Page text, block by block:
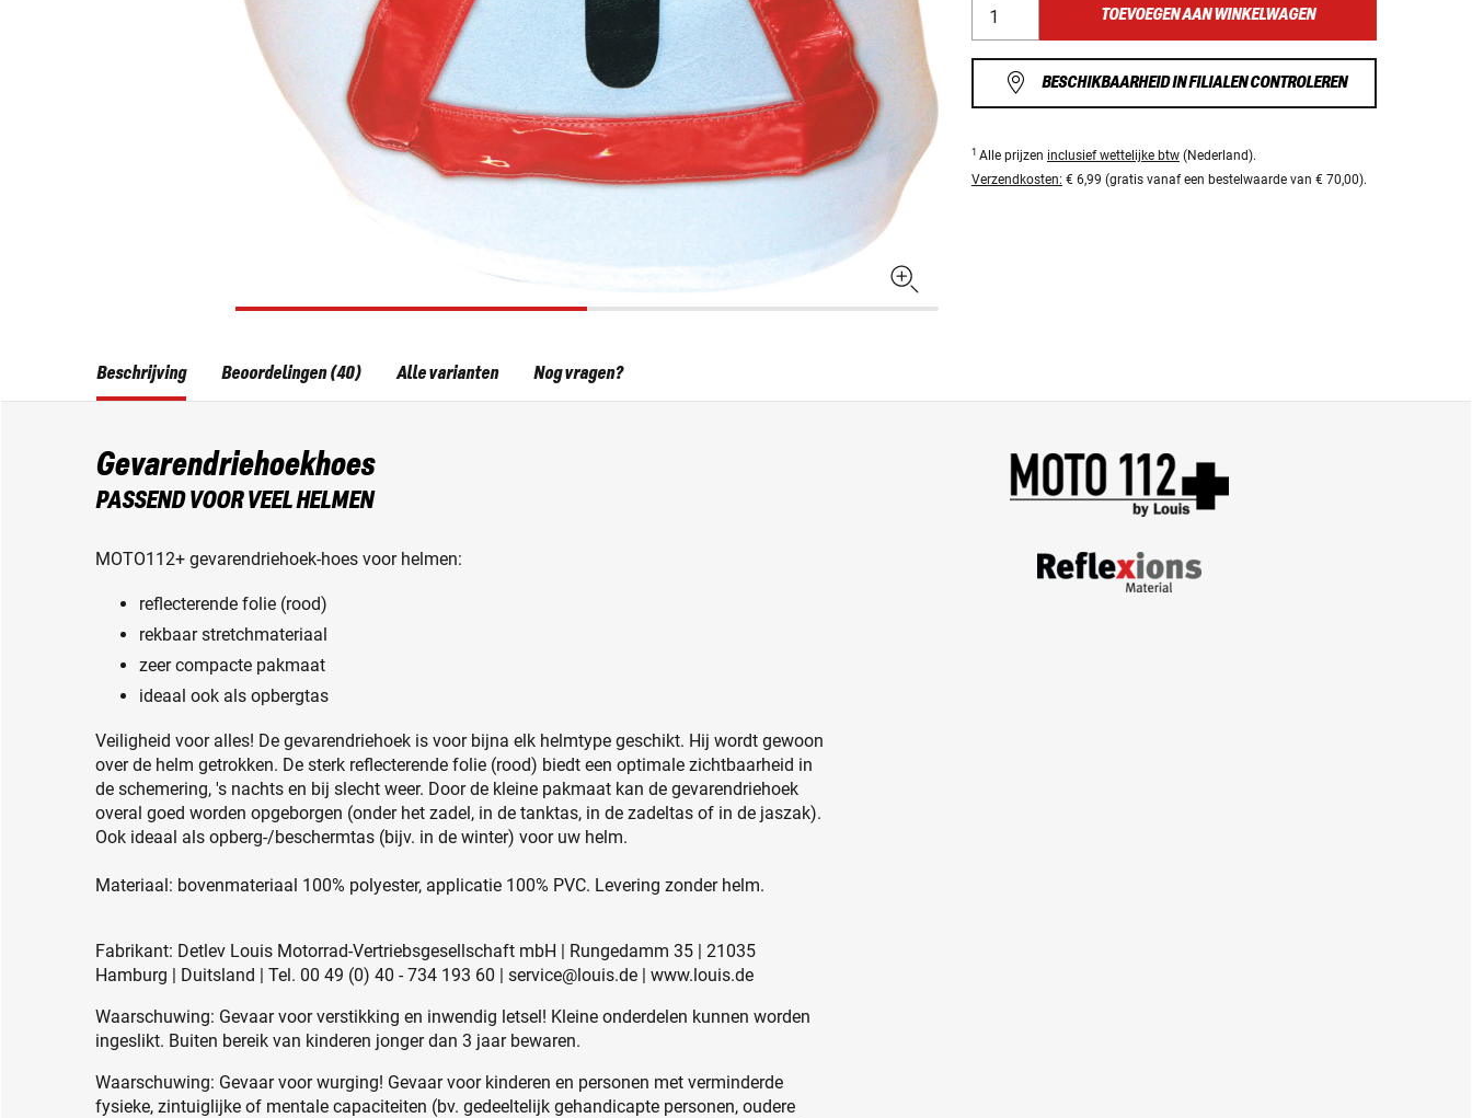
TOEVOEGEN AAN WINKELWAGEN
BESCHIKBAARHEID IN FILIALEN CONTROLEREN
1 Alle prijzen inclusief wettelijke btw (Nederland).
Verzendkosten: € 6,99 (gratis vanaf een bestelwaarde van € 70,00).
Beschrijving
Gevarendriehoekhoes
PASSEND VOOR VEEL HELMEN
MOTO112+ gevarendriehoek-hoes voor helmen:
reflecterende folie (rood)
rekbaar stretchmateriaal
zeer compacte pakmaat
ideaal ook als opbergtas
Veiligheid voor alles! De gevarendriehoek is voor bijna elk helmtype geschikt. Hij wordt gewoon
over de helm getrokken. De sterk reflecterende folie (rood) biedt een optimale zichtbaarheid in
de schemering, 's nachts en bij slecht weer. Door de kleine pakmaat kan de gevarendriehoek
overal goed worden opgeborgen (onder het zadel, in de tanktas, in de zadeltas of in de jaszak).
Ook ideaal als opberg-/beschermtas (bijv. in de winter) voor uw helm.
Materiaal: bovenmateriaal 100% polyester, applicatie 100% PVC. Levering zonder helm.
Fabrikant: Detlev Louis Motorrad-Vertriebsgesellschaft mbH | Rungedamm 35 | 21035
Hamburg | Duitsland | Tel. 00 49 (0) 40 - 734 193 60 | service@louis.de | www.louis.de
Waarschuwing: Gevaar voor verstikking en inwendig letsel! Kleine onderdelen kunnen worden
ingeslikt. Buiten bereik van kinderen jonger dan 3 jaar bewaren.
Waarschuwing: Gevaar voor wurging! Gevaar voor kinderen en personen met verminderde
fysieke, zintuiglijke of mentale capaciteiten (bv. gedeeltelijk gehandicapte personen, oudere
Beoordelingen (40) Alle varianten Nog vragen?